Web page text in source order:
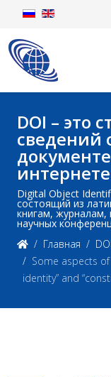
DOI – это
сведений
Digital Object
состоящий из
книгам, журналам,
научных
Главная
DOI
Some aspects
identity” and